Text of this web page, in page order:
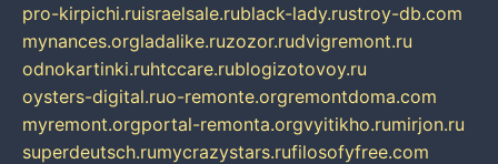
pro-kirpichi.ruisraelsale.rublack-lady.rustroy-db.com
mynances.orgladalike.ruzozor.rudvigremont.ru
odnokartinki.ruhtccare.rublogizotovoy.ru
oysters-digital.ruo-remonte.orgremontdoma.com
myremont.orgportal-remonta.orgvyitikho.rumirjon.ru
superdeutsch.rumycrazystars.rufilosofyfree.com